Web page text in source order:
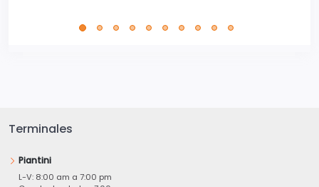
Terminales
Piantini
L-V: 8:00 am a 7:00 pm